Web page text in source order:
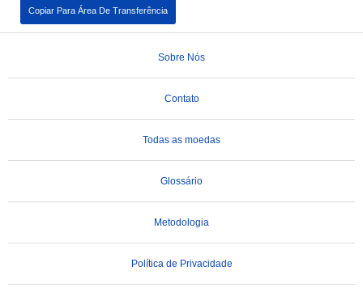
Copiar Para Área De Transferência
Sobre Nós
Contato
Todas as moedas
Glossário
Metodologia
Política de Privacidade